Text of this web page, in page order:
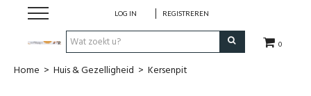
0
LOG IN REGISTREREN
Hulp bij
Home > Huis & Gezelligheid > Kersenpit